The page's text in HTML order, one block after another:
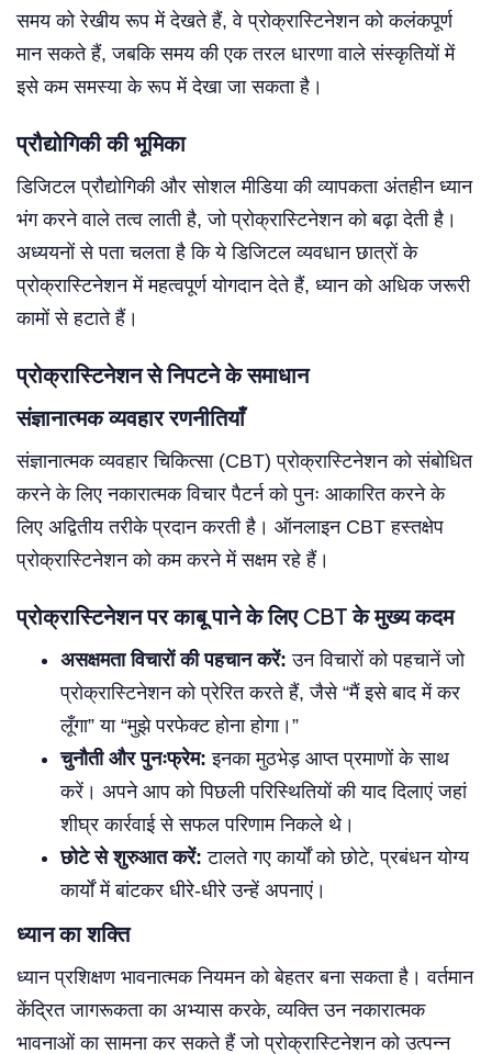
समय को रेखीय रूप में देखते हैं, वे प्रोक्रास्टिनेशन को कलंकपूर्ण
मान सकते हैं, जबकि समय की एक तरल धारणा वाले संस्कृतियों में
इसे कम समस्या के रूप में देखा जा सकता है।
प्रौद्योगिकी की भूमिका
डिजिटल प्रौद्योगिकी और सोशल मीडिया की व्यापकता अंतहीन ध्यान
भंग करने वाले तत्व लाती है, जो प्रोक्रास्टिनेशन को बढ़ा देती है।
अध्ययनों से पता चलता है कि ये डिजिटल व्यवधान छात्रों के
प्रोक्रास्टिनेशन में महत्वपूर्ण योगदान देते हैं, ध्यान को अधिक जरूरी
कामों से हटाते हैं।
प्रोक्रास्टिनेशन से निपटने के समाधान
संज्ञानात्मक व्यवहार रणनीतियाँ
संज्ञानात्मक व्यवहार चिकित्सा (CBT) प्रोक्रास्टिनेशन को संबोधित
करने के लिए नकारात्मक विचार पैटर्न को पुनः आकारित करने के
लिए अद्वितीय तरीके प्रदान करती है। ऑनलाइन CBT हस्तक्षेप
प्रोक्रास्टिनेशन को कम करने में सक्षम रहे हैं।
प्रोक्रास्टिनेशन पर काबू पाने के लिए CBT के मुख्य कदम
असक्षमता विचारों की पहचान करें: उन विचारों को पहचानें जो
प्रोक्रास्टिनेशन को प्रेरित करते हैं, जैसे “मैं इसे बाद में कर
लूँगा” या “मुझे परफेक्ट होना होगा।”
चुनौती और पुनःफ्रेम: इनका मुठभेड़ आप्त प्रमाणों के साथ
करें। अपने आप को पिछली परिस्थितियों की याद दिलाएं जहां
शीघ्र कार्रवाई से सफल परिणाम निकले थे।
छोटे से शुरुआत करें: टालते गए कार्यों को छोटे, प्रबंधन योग्य
कार्यों में बांटकर धीरे-धीरे उन्हें अपनाएं।
ध्यान का शक्ति
ध्यान प्रशिक्षण भावनात्मक नियमन को बेहतर बना सकता है। वर्तमान
केंद्रित जागरूकता का अभ्यास करके, व्यक्ति उन नकारात्मक
भावनाओं का सामना कर सकते हैं जो प्रोक्रास्टिनेशन को उत्पन्न